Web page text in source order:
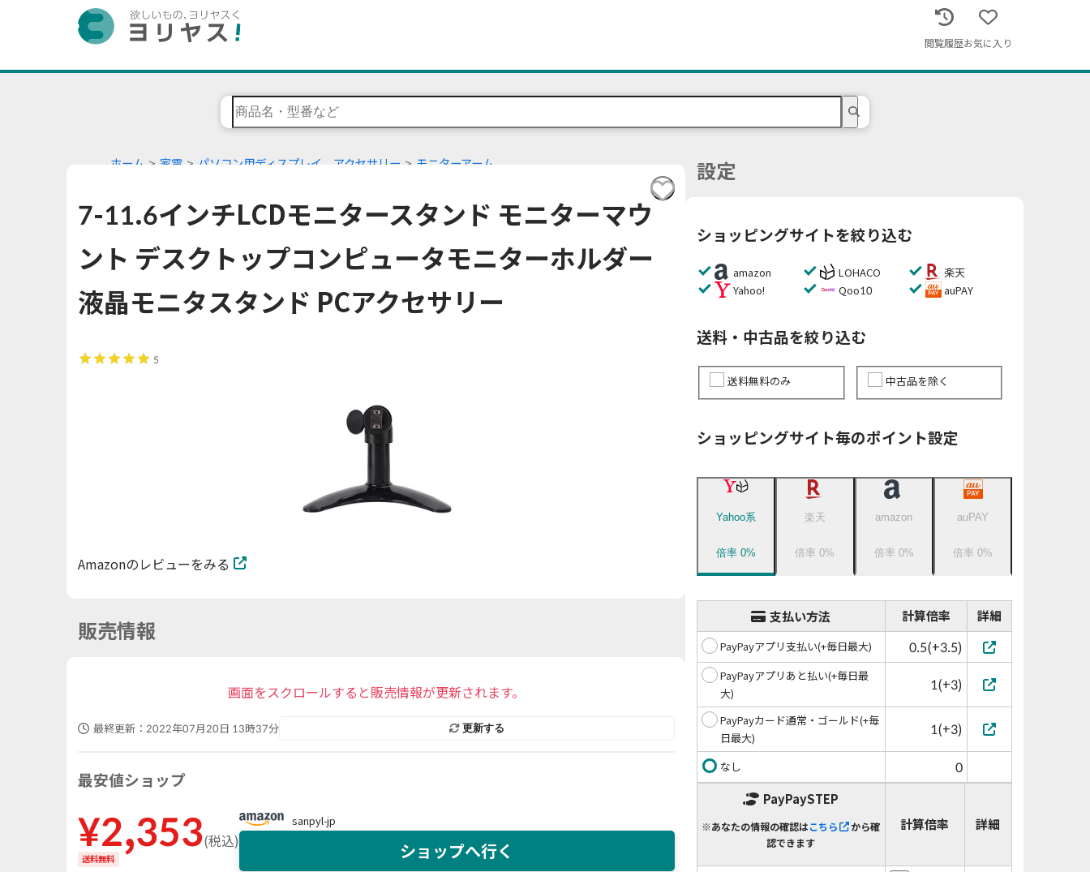
閲覧履歴お気に入り
ホーム 家電 パソコン用ディスプレイ、アクセサリー モニターアーム
7-11.6インチLCDモニタースタンド モニターマウ
ント デスクトップコンピュータモニターホルダー
液晶モニタスタンド PCアクセサリー
5
Amazonのレビューをみる
販売情報
画面をスクロールすると販売情報が更新されます。
最終更新： 2022年07月20日 13時37分 更新する
最安値ショップ
¥2,353(税込)
送料無料
sanpyl-jp
ショップへ行く
設定
ショッピングサイトを絞り込む
amazon LOHACO
楽天
Yahoo!
Qoo10 auPAY
送料・中古品を絞り込む
送料無料のみ 中古品を除く
ショッピングサイト毎のポイント設定
Yahoo系
倍率0%
楽天
倍率0%
amazon
倍率 0%
auPAY
倍率0%
支払い方法 計算倍率 詳細
PayPayアプリ支払い(+毎日最大) 0.5(+3.5)
PayPayアプリあと払い(+毎日最
大)
1(+3)
PayPayカード通常・ゴールド(+毎
日最大)
1(+3)
なし 0
PayPaySTEP
※あなたの情報の確認はこちら
から確
認できます
計算倍率 詳細